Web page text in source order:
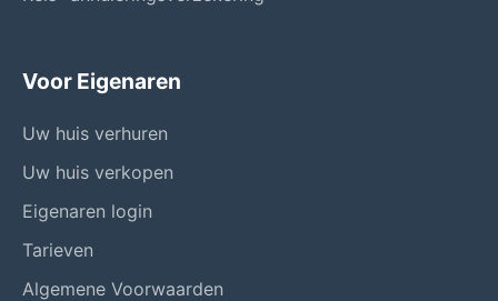
Voor Eigenaren
Uw huis verhuren
Uw huis verkopen
Eigenaren login
Tarieven
Algemene Voorwaarden